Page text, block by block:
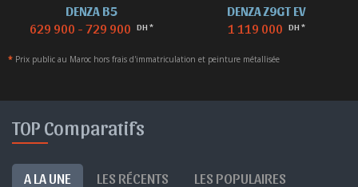
DENZA B5
629 900 - 729 900 DH *
DENZA Z9GT EV
1 119 000 DH *
* Prix public au Maroc hors frais d'immatriculation et peinture métallisée
TOP Comparatifs
A LA UNE LES RÉCENTS LES POPULAIRES